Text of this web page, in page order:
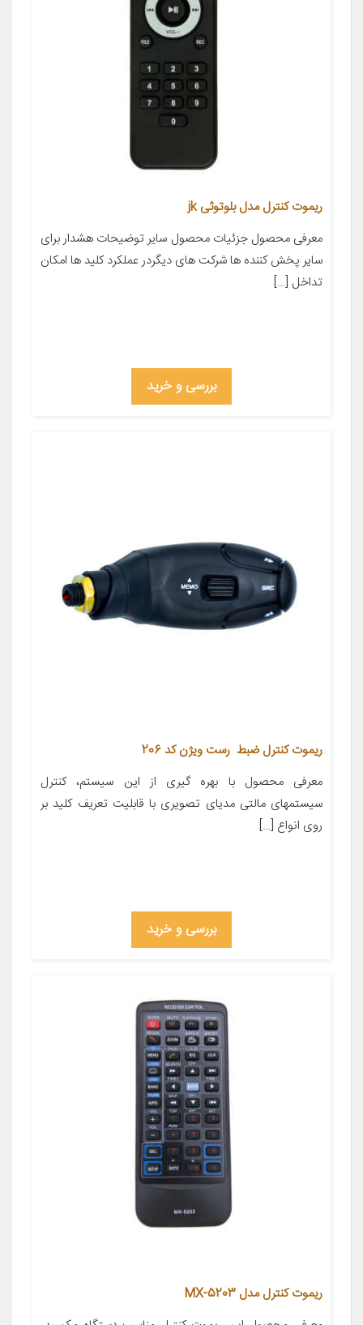
ریموت کنترل مدل بلوتوثی jk
معرفی محصول جزئیات محصول سایر توضیحات هشدار برای
سایر پخش کننده ها شرکت های دیگردر عملکرد کلید ها امکان
تداخل […]
بررسی و خرید
ریموت کنترل ضبط رست ویژن کد 206
معرفی محصول با بهره گیری از این سیستم، کنترل
سیستمهای مالتی مدیای تصویری با قابلیت تعریف کلید بر
روی انواع […]
بررسی و خرید
ریموت کنترل مدل MX-5203